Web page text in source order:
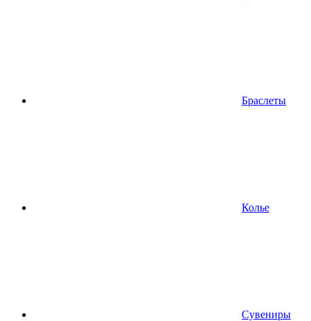
Браслеты
Колье
Сувениры